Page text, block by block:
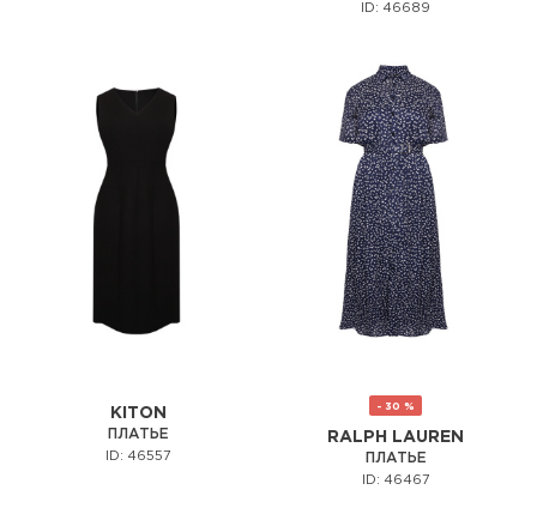
ID: 46689
KITON
ПЛАТЬЕ
ID: 46557
- 30 %
RALPH LAUREN
ПЛАТЬЕ
ID: 46467